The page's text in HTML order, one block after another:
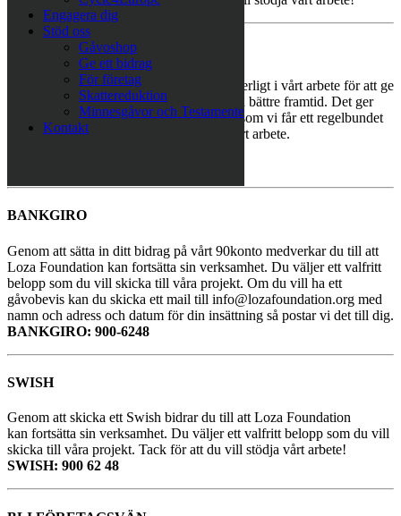
Engagera dig
Stöd oss
Gåvoshop
Ge ett bidrag
För företag
Skattereduktion
Minnesgåvor och Testamente
Kontakt
BLI MÅNADSGIVARE
Som månadsgivare stödjer du oss kontinuerligt i vårt arbete för att ge
utsatta människor i Europa en chans till en bättre framtid. Det ger
oss möjligheten att arbeta långsiktigt eftersom vi får ett regelbundet
stöd. Tack för att du vill vara en del av vårt arbete.
BANKGIRO
Genom att sätta in ditt bidrag på vårt 90konto medverkar du till att
Loza Foundation kan fortsätta sin verksamhet. Du väljer ett valfritt
belopp som du vill skicka till våra projekt. Om du vill ha ett
gåvobevis kan du skicka ett mail till info@lozafoundation.org med
namn och adress och datum för din insättning så postar vi det till dig.
BANKGIRO: 900-6248
SWISH
Genom att skicka ett Swish bidrar du till att Loza Foundation
kan fortsätta sin verksamhet. Du väljer ett valfritt belopp som du vill
skicka till våra projekt. Tack för att du vill stödja vårt arbete!
SWISH: 900 62 48